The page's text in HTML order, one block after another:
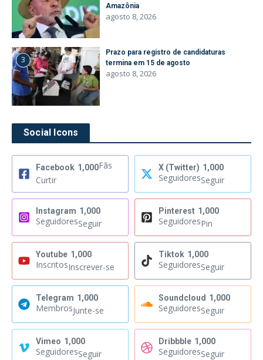
Amazônia
agosto 8, 2026
3
Prazo para registro de candidaturas
termina em 15 de agosto
agosto 8, 2026
Social Icons
Facebook 1,000Fãs
Curtir
X (Twitter) 1,000
SeguidoresSeguir
Instagram 1,000
SeguidoresSeguir
Pinterest 1,000
SeguidoresPin
Youtube 1,000
InscritosInscrever-se
Tiktok 1,000
SeguidoresSeguir
Telegram 1,000
MembrosJunte-se
Soundcloud 1,000
SeguidoresSeguir
Vimeo 1,000
SeguidoresSeguir
Dribbble 1,000
SeguidoresSeguir